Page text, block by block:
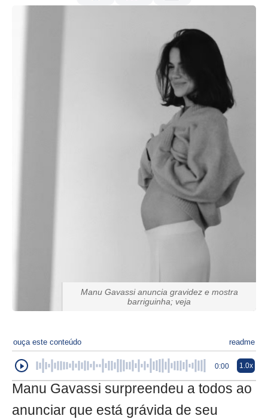
Manu Gavassi anuncia gravidez e mostra
barriguinha; veja
ouça este conteúdo readme
0:00 1.0x
Manu Gavassi surpreendeu a todos ao
anunciar que está grávida de seu